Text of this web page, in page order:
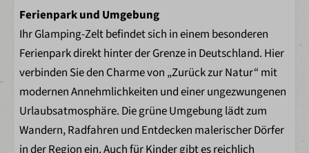
Kletterwald
Alpakas füttern
Schwimmen im Freizeitsee
Kinderspielplatz
(beach) Volleybal
Fußballplatz
Minigolf
Jeep Safari
Ferienpark und Umgebung
Ihr Glamping-Zelt befindet sich in einem besonderen
Ferienpark direkt hinter der Grenze in Deutschland. Hier
verbinden Sie den Charme von „Zurück zur Natur“ mit
modernen Annehmlichkeiten und einer ungezwungenen
Urlaubsatmosphäre. Die grüne Umgebung lädt zum
Wandern, Radfahren und Entdecken malerischer Dörfer
in der Region ein. Auch für Kinder gibt es reichlich